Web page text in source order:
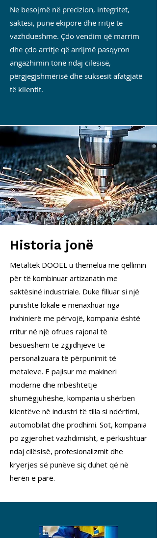
Ne besojmë në precizion, integritet,
saktësi, punë ekipore dhe rritje të
vazhdueshme. Çdo vendim që marrim
dhe çdo arritje që arrijmë pasqyron
angazhimin tonë ndaj cilësisë,
përgjegjshmërisë dhe suksesit afatgjatë
të klientit.
Historia jonë
Metaltek DOOEL u themelua me qëllimin
për të kombinuar artizanatin me
saktësinë industriale. Duke filluar si një
punishte lokale e menaxhuar nga
inxhinierë me përvojë, kompania është
rritur në një ofrues rajonal të
besueshëm të zgjidhjeve të
personalizuara të përpunimit të
metaleve. E pajisur me makineri
moderne dhe mbështetje
shumëgjuhëshe, kompania u shërben
klientëve në industri të tilla si ndërtimi,
automobilat dhe prodhimi. Sot, kompania
po zgjerohet vazhdimisht, e përkushtuar
ndaj cilësisë, profesionalizmit dhe
kryerjes së punëve siç duhet që në
herën e parë.